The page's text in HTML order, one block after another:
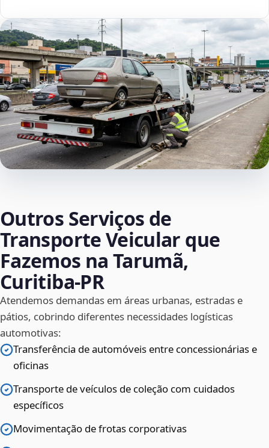
Outros Serviços de
Transporte Veicular que
Fazemos na Tarumã,
Curitiba‑PR
Atendemos demandas em áreas urbanas, estradas e
pátios, cobrindo diferentes necessidades logísticas
automotivas:
Transferência de automóveis entre concessionárias e
oficinas
Transporte de veículos de coleção com cuidados
específicos
Movimentação de frotas corporativas